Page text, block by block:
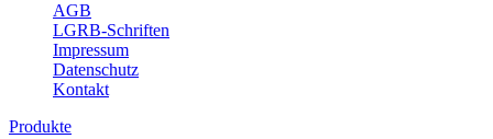
AGB
LGRB-Schriften
Impressum
Datenschutz
Kontakt
Produkte